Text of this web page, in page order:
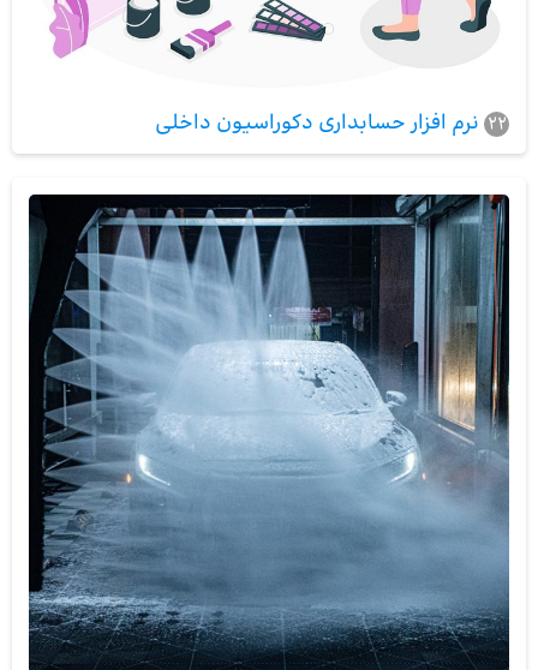
22 نرم افزار حسابداری دکوراسیون داخلی